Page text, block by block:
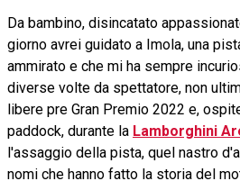
Da bambino, disincatato
giorno avrei guidato a Imola, una
ammirato e che mi ha sempre
diverse volte da spettatore, non
libere pre Gran Premio 2022 e,
paddock, durante la Lamborghini
l'assaggio della pista, quel nastro
nomi che hanno fatto la storia del